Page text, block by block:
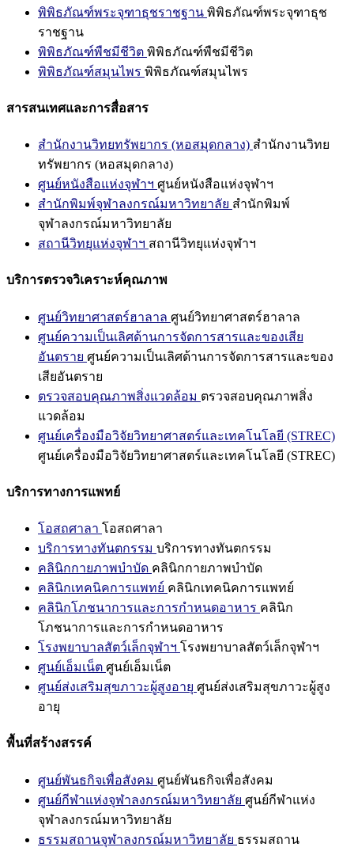
พิพิธภัณฑ์พระจุฑาธุชราชฐาน พิพิธภัณฑ์พระจุฑาธุช
ราชฐาน
พิพิธภัณฑ์พืชมีชีวิต พิพิธภัณฑ์พืชมีชีวิต
พิพิธภัณฑ์สมุนไพร พิพิธภัณฑ์สมุนไพร
สารสนเทศและการสื่อสาร
สำนักงานวิทยทรัพยากร (หอสมุดกลาง) สำนักงานวิทย
ทรัพยากร (หอสมุดกลาง)
ศูนย์หนังสือแห่งจุฬาฯ ศูนย์หนังสือแห่งจุฬาฯ
สำนักพิมพ์จุฬาลงกรณ์มหาวิทยาลัย สำนักพิมพ์
จุฬาลงกรณ์มหาวิทยาลัย
สถานีวิทยุแห่งจุฬาฯ สถานีวิทยุแห่งจุฬาฯ
บริการตรวจวิเคราะห์คุณภาพ
ศูนย์วิทยาศาสตร์ฮาลาล ศูนย์วิทยาศาสตร์ฮาลาล
ศูนย์ความเป็นเลิศด้านการจัดการสารและของเสีย
อันตราย ศูนย์ความเป็นเลิศด้านการจัดการสารและของ
เสียอันตราย
ตรวจสอบคุณภาพสิ่งแวดล้อม ตรวจสอบคุณภาพสิ่ง
แวดล้อม
ศูนย์เครื่องมือวิจัยวิทยาศาสตร์และเทคโนโลยี (STREC)
ศูนย์เครื่องมือวิจัยวิทยาศาสตร์และเทคโนโลยี (STREC)
บริการทางการแพทย์
โอสถศาลา โอสถศาลา
บริการทางทันตกรรม บริการทางทันตกรรม
คลินิกกายภาพบำบัด คลินิกกายภาพบำบัด
คลินิกเทคนิคการแพทย์ คลินิกเทคนิคการแพทย์
คลินิกโภชนาการและการกำหนดอาหาร คลินิก
โภชนาการและการกำหนดอาหาร
โรงพยาบาลสัตว์เล็กจุฬาฯ โรงพยาบาลสัตว์เล็กจุฬาฯ
ศูนย์เอ็มเน็ต ศูนย์เอ็มเน็ต
ศูนย์ส่งเสริมสุขภาวะผู้สูงอายุ ศูนย์ส่งเสริมสุขภาวะผู้สูง
อายุ
พื้นที่สร้างสรรค์
ศูนย์พันธกิจเพื่อสังคม ศูนย์พันธกิจเพื่อสังคม
ศูนย์กีฬาแห่งจุฬาลงกรณ์มหาวิทยาลัย ศูนย์กีฬาแห่ง
จุฬาลงกรณ์มหาวิทยาลัย
ธรรมสถานจุฬาลงกรณ์มหาวิทยาลัย ธรรมสถาน